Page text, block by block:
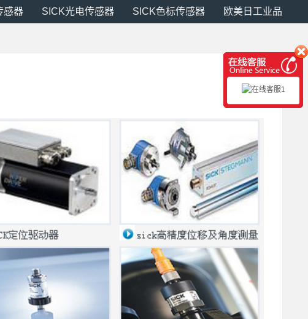
感器 SICK光电传感器 SICK色标传感器 欧美日工业品